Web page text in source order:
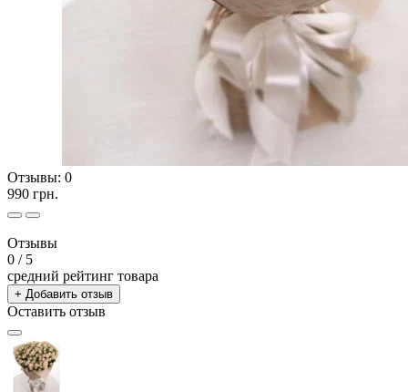
Отзывы: 0
990 грн.
Отзывы
0 / 5
средний рейтинг товара
+ Добавить отзыв
Оставить отзыв